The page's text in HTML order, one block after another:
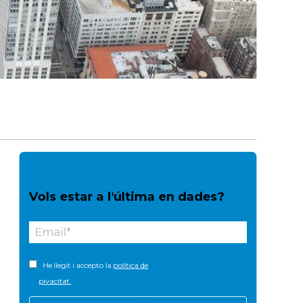
Vols estar a l'última en dades?
He llegit i accepto la política de
pivacitat.